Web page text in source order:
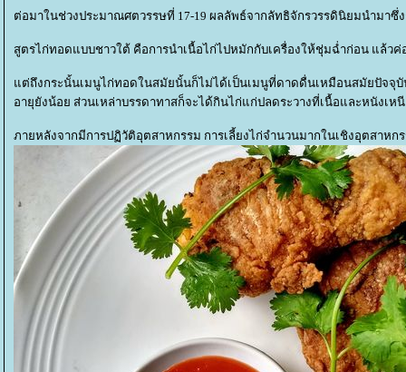
ต่อมาในช่วงประมาณศตวรรษที่ 17-19 ผลลัพธ์จากลัทธิจักรวรรดินิยมนำมา
สูตรไก่ทอดแบบชาวใต้ คือการนำเนื้อไก่ไปหมักกับเครื่องให้ชุ่มฉ่ำก่อน แล้
ต่ถึงกระนั้นเมนูไก่ทอดในสมัยนั้นก็ไม่ได้เป็นเมนูที่ดาดดื่นเหมือนสมัยปัจจุบัน
อายุยังน้อย ส่วนเหล่าบรรดาทาสก็จะได้กินไก่แก่ปลดระวางที่เนื้อและหนัง
ภายหลังจากมีการปฏิวัติอุตสาหกรรม การเลี้ยงไก่จำนวนมากในเชิงอุตสาห